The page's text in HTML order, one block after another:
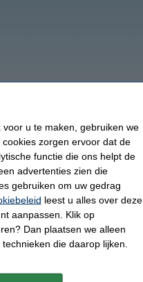
u te maken, gebruiken we
zorgen ervoor dat de
functie die ons helpt de
advertenties zien die
gebruiken om uw gedrag
leest u alles over deze
aanpassen. Klik op
Dan plaatsen we alleen
die daarop lijken.